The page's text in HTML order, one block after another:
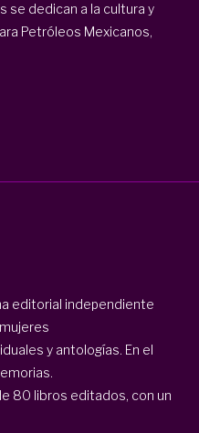
se dedican a la cultura y
Petróleos Mexicanos,
editorial independiente
y antologías. En el
80 libros editados, con un